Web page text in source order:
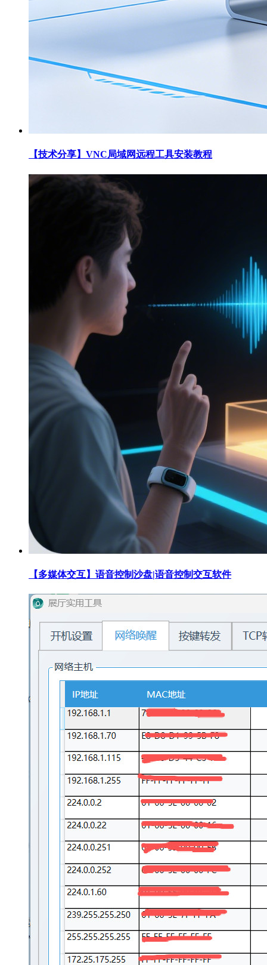
【技术分享】VNC局域网远程工具安装教程
【多媒体交互】语音控制沙盘|语音控制交互软件